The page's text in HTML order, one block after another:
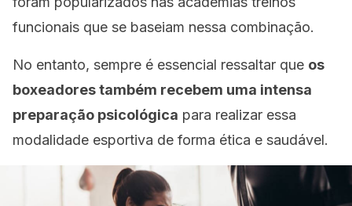
funcionais que se baseiam nessa combinação.
No entanto, sempre é essencial ressaltar que os
boxeadores também recebem uma intensa
preparação psicológica para realizar essa
modalidade esportiva de forma ética e saudável.